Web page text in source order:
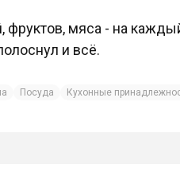
мяса - на
и всё.
Посуда Кухонные